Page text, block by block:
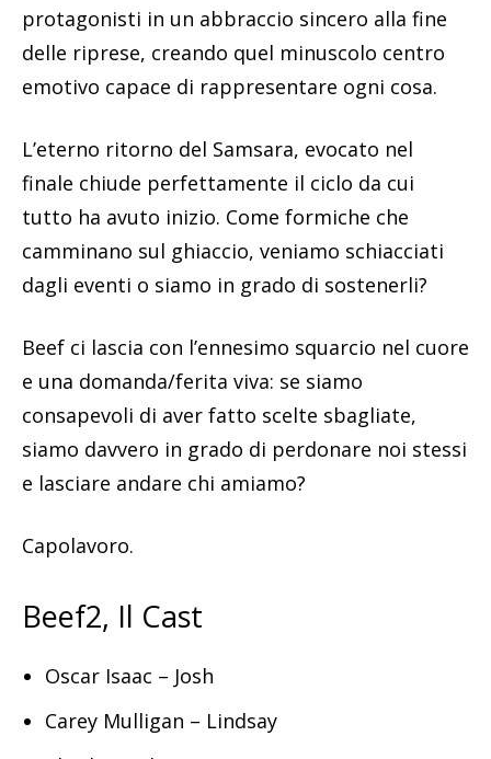
protagonisti in un abbraccio sincero alla fine
delle riprese, creando quel minuscolo centro
emotivo capace di rappresentare ogni cosa.
L’eterno ritorno del Samsara, evocato nel
finale chiude perfettamente il ciclo da cui
tutto ha avuto inizio. Come formiche che
camminano sul ghiaccio, veniamo schiacciati
dagli eventi o siamo in grado di sostenerli?
Beef ci lascia con l’ennesimo squarcio nel cuore
e una domanda/ferita viva: se siamo
consapevoli di aver fatto scelte sbagliate,
siamo davvero in grado di perdonare noi stessi
e lasciare andare chi amiamo?
Capolavoro.
Beef2, Il Cast
Oscar Isaac – Josh
Carey Mulligan – Lindsay